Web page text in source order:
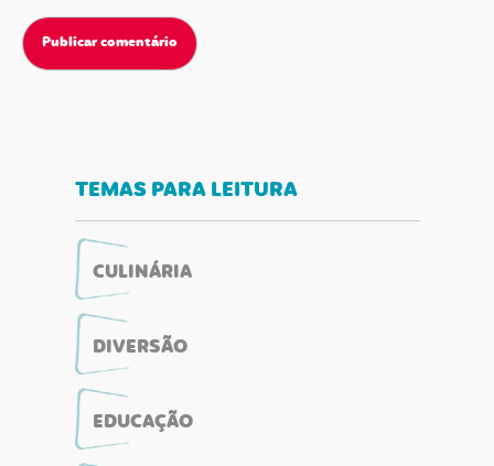
TEMAS PARA LEITURA
CULINÁRIA
DIVERSÃO
EDUCAÇÃO